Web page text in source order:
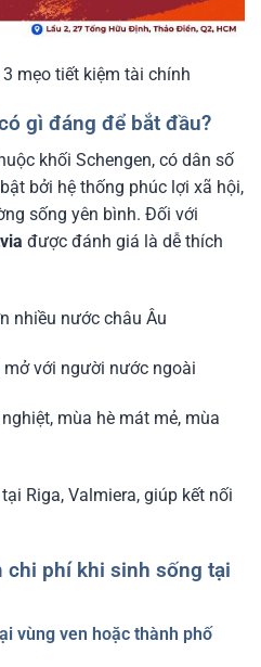
mẹo tiết kiệm tài chính
gì đáng để bắt đầu?
khối Schengen, có dân số
bởi hệ thống phúc lợi xã hội,
sống yên bình. Đối với
được đánh giá là dễ thích
nhiều nước châu Âu
với người nước ngoài
mùa hè mát mẻ, mùa
Riga, Valmiera, giúp kết nối
chi phí khi sinh sống tại
vùng ven hoặc thành phố